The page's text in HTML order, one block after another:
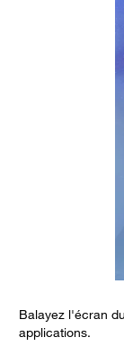
Balayez l'écran
applications.